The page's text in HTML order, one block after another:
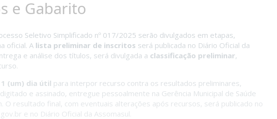
e Gabarito
Seletivo Simplificado nº 017/2025 serão divulgados em etapas,
oficial. A lista preliminar de inscritos será publicada no Diário Oficial da
e análise dos títulos, será divulgada a classificação preliminar,
1 (um) dia útil para interpor recurso contra os resultados preliminares,
e assinado, entregue pessoalmente na Gerência Municipal de Saúde
O resultado final, com eventuais alterações após recursos, será publicado no
e no Diário Oficial da Assomasul.